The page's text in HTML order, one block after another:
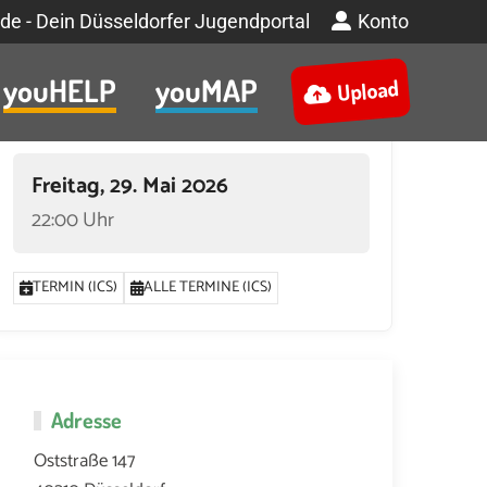
- Dein Düsseldorfer Jugendportal Konto
youHELP youMAP Upload
Freitag, 29. Mai 2026
22:00 Uhr
TERMIN (ICS) ALLE TERMINE (ICS)
Adresse
Oststraße 147